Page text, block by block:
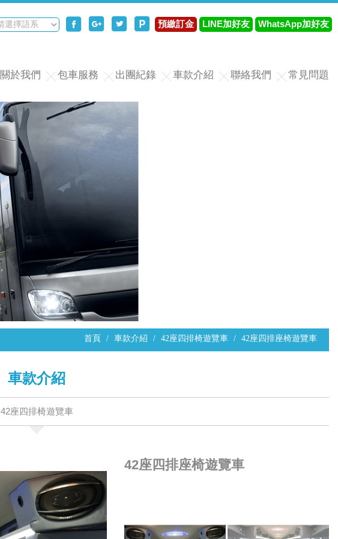
關於我們 包車服務 出團紀錄 車款介紹 聯絡我們 常見問題
分享至Facebook
分享至Google+
分享至Twitter
分享至Plurk
預繳訂金 LINE加好友 WhatsApp加好友
首頁 車款介紹 42座四排椅遊覽車 42座四排座椅遊覽車
車款介紹
42座四排椅遊覽車
42座四排座椅遊覽車